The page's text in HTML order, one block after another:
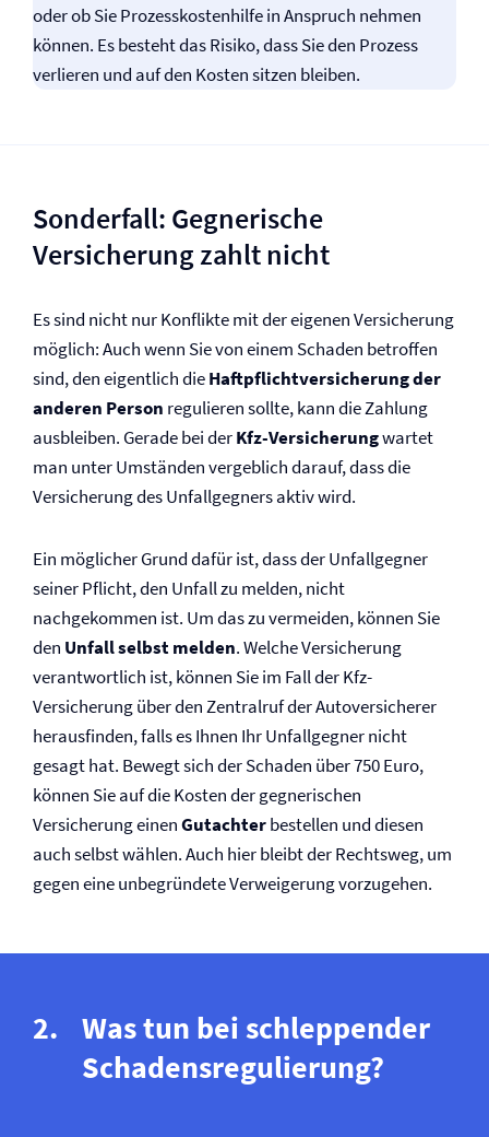
oder ob Sie Prozesskostenhilfe in Anspruch nehmen
können. Es besteht das Risiko, dass Sie den Prozess
verlieren und auf den Kosten sitzen bleiben.
Sonderfall: Gegnerische
Versicherung zahlt nicht
Es sind nicht nur Konflikte mit der eigenen Versicherung
möglich: Auch wenn Sie von einem Schaden betroffen
sind, den eigentlich dieHaftpflicht­versicherung der
anderen Person regulieren sollte, kann die Zahlung
ausbleiben. Gerade bei derKfz-Versicherungwartet
man unter Umständen vergeblich darauf, dass die
Versicherung des Unfallgegners aktiv wird.
Ein möglicher Grund dafür ist, dass der Unfallgegner
seiner Pflicht, den Unfall zu melden, nicht
nachgekommen ist. Um das zu vermeiden, können Sie
den Unfall selbst melden. Welche Versicherung
verantwortlich ist, können Sie im Fall der Kfz-
Versicherung über den Zentralruf der Auto­versicherer
herausfinden, falls es Ihnen Ihr Unfallgegner nicht
gesagt hat. Bewegt sich der Schaden über 750 Euro,
können Sie auf die Kosten der gegnerischen
Versicherung einenGutachterbestellen und diesen
auch selbst wählen. Auch hier bleibt der Rechtsweg, um
gegen eine unbegründete Verweigerung vorzugehen.
Was tun bei schleppender
Schadensregulierung?